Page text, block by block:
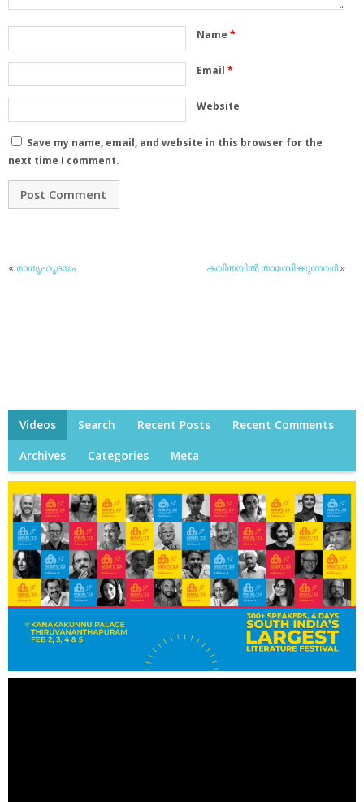
Name *
Email *
Website
Save my name, email, and website in this browser for the
next time I comment.
« മാതൃഹൃദയം കവിതയില്‍ താമസിക്കുന്നവര്‍»
Videos Search Recent Posts Recent Comments
Archives Categories Meta